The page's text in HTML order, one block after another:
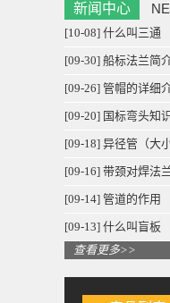
新闻中心
[10-08] 什么叫三通
[09-30] 船标法兰简
[09-26] 管帽的详细
[09-20] 国标弯头知
[09-18] 异径管（大
[09-16] 带颈对焊法
[09-14] 管道的作用
[09-13] 什么叫盲板
查看更多>>